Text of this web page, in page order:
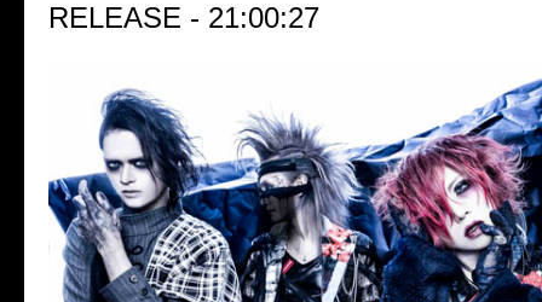
RELEASE - 21:00:27